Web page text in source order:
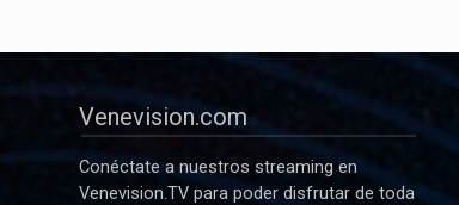
Venevision.com
Conéctate a nuestros streaming en
Venevision.TV para poder disfrutar de toda